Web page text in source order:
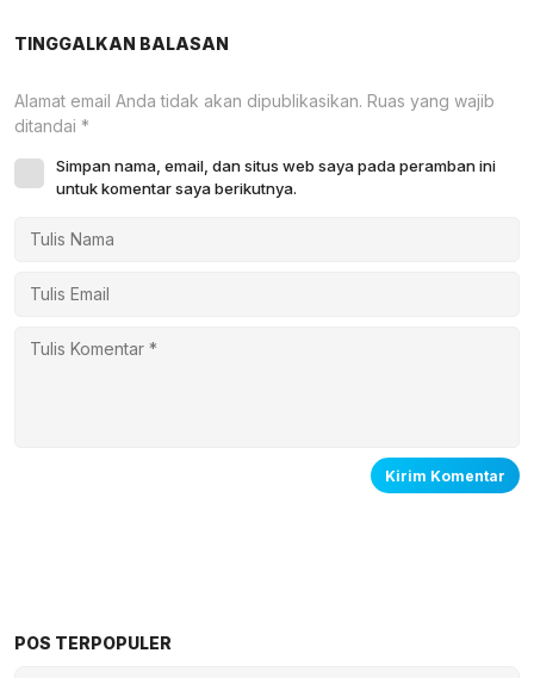
TINGGALKAN BALASAN
Alamat email Anda tidak akan dipublikasikan. Ruas yang wajib
ditandai *
Simpan nama, email, dan situs web saya pada peramban ini
untuk komentar saya berikutnya.
POS TERPOPULER